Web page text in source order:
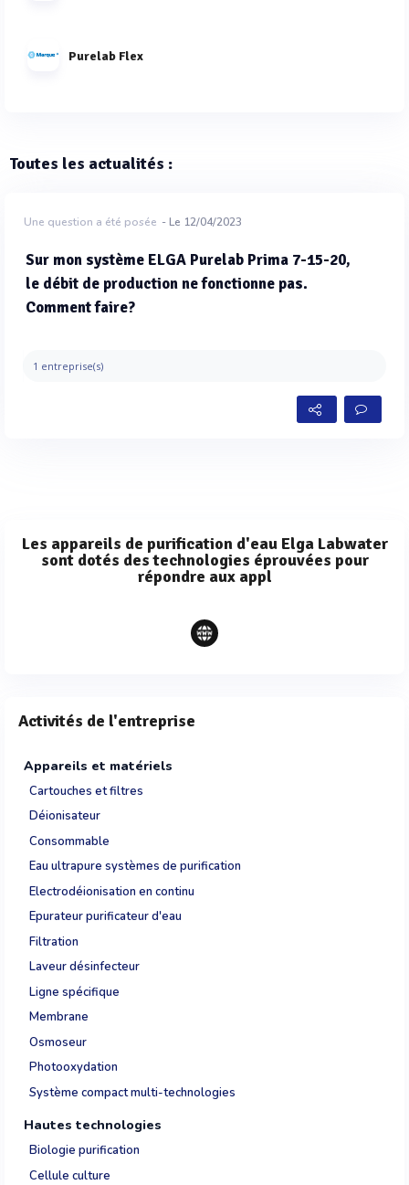
Purelab Flex
Toutes les actualités :
Une question a été posée - Le 12/04/2023
Sur mon système ELGA Purelab Prima 7-15-20,
le débit de production ne fonctionne pas.
Comment faire?
1 entreprise(s)
Les appareils de purification d'eau Elga Labwater
sont dotés des technologies éprouvées pour
répondre aux appl
Activités de l'entreprise
Appareils et matériels
Cartouches et filtres
Déionisateur
Consommable
Eau ultrapure systèmes de purification
Electrodéionisation en continu
Epurateur purificateur d'eau
Filtration
Laveur désinfecteur
Ligne spécifique
Membrane
Osmoseur
Photooxydation
Système compact multi-technologies
Hautes technologies
Biologie purification
Cellule culture